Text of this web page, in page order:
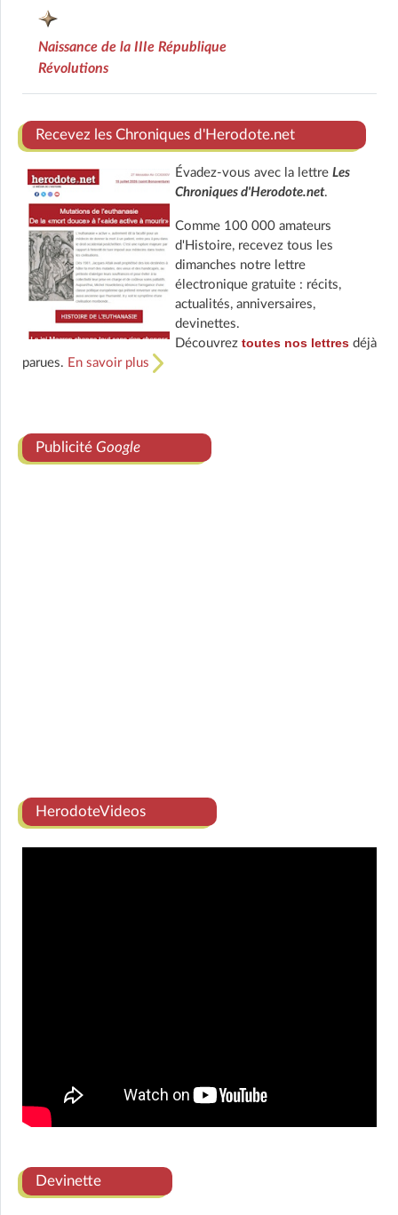
Naissance de la IIIe République
Révolutions
Recevez les Chroniques d'Herodote.net
Évadez-vous avec la lettre Les
Chroniques d'Herodote.net.
Comme 100 000 amateurs
d'Histoire, recevez tous les
dimanches notre lettre
électronique gratuite : récits,
actualités, anniversaires,
devinettes.
Découvrez toutes nos lettresdéjà
parues. En savoir plus
Publicité Google
HerodoteVideos
Devinette